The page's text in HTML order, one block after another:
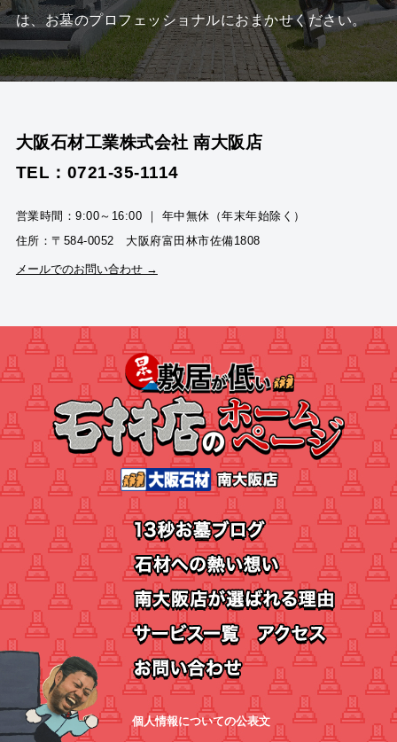
は、お墓のプロフェッショナルにおまかせください。
大阪石材工業株式会社 南大阪店
TEL：0721-35-1114
営業時間：9:00～16:00 ｜ 年中無休（年末年始除く）
住所：〒584-0052 大阪府富田林市佐備1808
メールでのお問い合わせ →
個人情報についての公表文